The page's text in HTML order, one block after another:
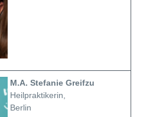
M.A. Stefanie Greifzu
Heilpraktikerin,
Berlin